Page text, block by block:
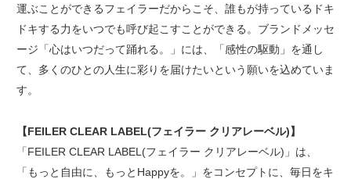
運ぶことができるフェイラーだからこそ、誰もが持っているドキ
ドキする力をいつでも呼び起こすことができる。ブランドメッセ
ージ「心はいつだって踊れる。」には、「感性の駆動」を通し
て、多くのひとの人生に彩りを届けたいという願いを込めていま
す。
【FEILER CLEAR LABEL(フェイラー クリアレーベル)】
「FEILER CLEAR LABEL(フェイラー クリアレーベル)」は、
「もっと自由に、もっとHappyを。」をコンセプトに、毎日をキ